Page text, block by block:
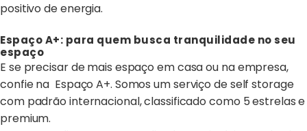
positivo de energia.
Espaço A+: para quem busca tranquilidade no seu
espaço
E se precisar de mais espaço em casa ou na empresa,
confie na Espaço A+. Somos um serviço de self storage
com padrão internacional, classificado como 5 estrelas e
premium.